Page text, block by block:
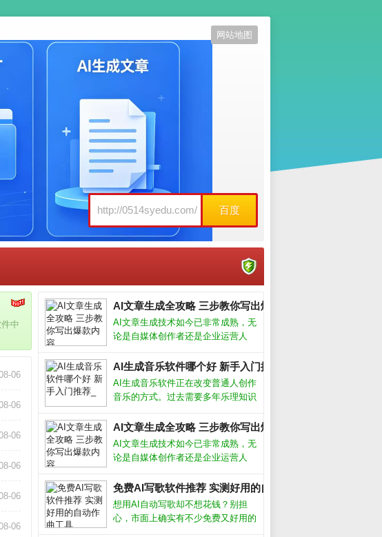
百度
网站地图
中
06
_ 06
工具告诉你答案_
06
06
06
06
AI文章生成全攻略 三步教你写出爆款内容_
AI文章生成技术如今已非常成熟，无
论是自媒体创作者还是企业运营人
容。但很多人只停留在“复制粘贴”层
面，浪费了这个强大工具的真正潜
力。要想让AI写出符合需求、有深
AI生成音乐软件哪个好 新手入门推荐_
AI生成音乐软件正在改变普通人创作
音乐的方式。过去需要多年乐理知识
成完整曲目。这些工具降低了门槛，
但也带来选择难题：功能多不多、效
果好不好、要不要付费？AI生成音乐
AI文章生成全攻略 三步教你写出爆款内容_
AI文章生成技术如今已非常成熟，无
论是自媒体创作者还是企业运营人
容。但很多人只停留在“复制粘贴”层
面，浪费了这个强大工具的真正潜
力。要想让AI写出符合需求、有深
免费AI写歌软件推荐 实测好用的自动作曲工具_
想用AI自动写歌却不想花钱？别担
心，市面上确实有不少免费又好用的